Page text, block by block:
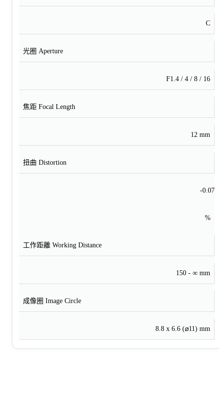
C
光圈 Aperture
F1.4 / 4 / 8 / 16
焦距 Focal Length
12 mm
扭曲 Distortion
-0.07
%
工作距離 Working Distance
150 - ∞ mm
成像圈 Image Circle
8.8 x 6.6 (⌀11) mm